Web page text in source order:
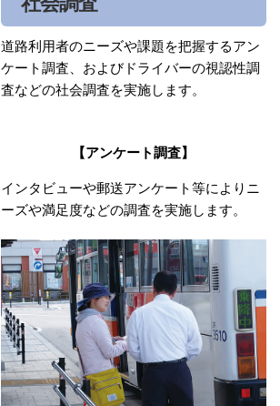
道路利用者のニーズや課題を把握するアン
ケート調査、およびドライバーの視認性調
査などの社会調査を実施します。
【アンケート調査】
インタビューや郵送アンケート等によりニ
ーズや満足度などの調査を実施します。